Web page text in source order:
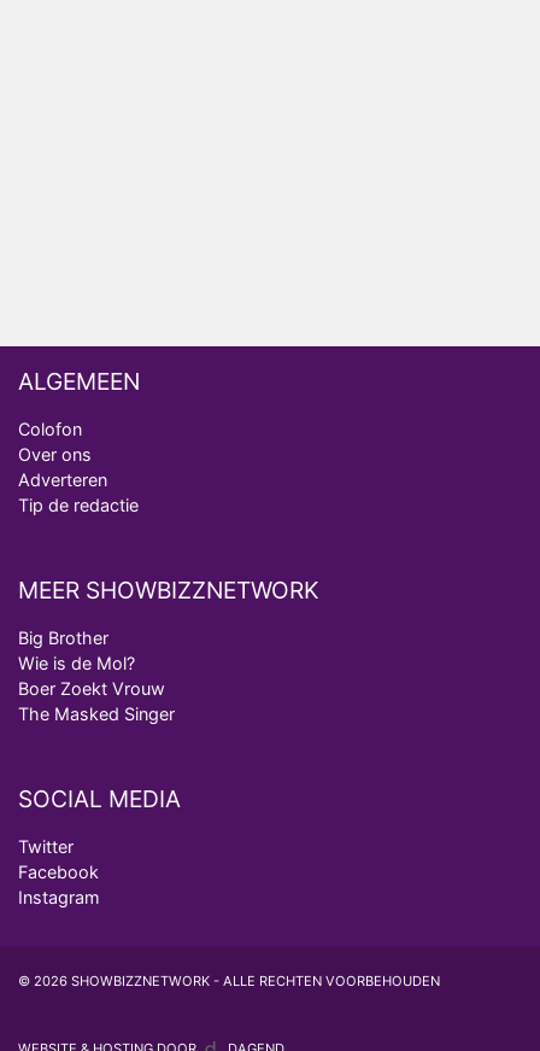
ALGEMEEN
Colofon
Over ons
Adverteren
Tip de redactie
MEER SHOWBIZZNETWORK
Big Brother
Wie is de Mol?
Boer Zoekt Vrouw
The Masked Singer
SOCIAL MEDIA
Twitter
Facebook
Instagram
© 2026 SHOWBIZZNETWORK - ALLE RECHTEN VOORBEHOUDEN